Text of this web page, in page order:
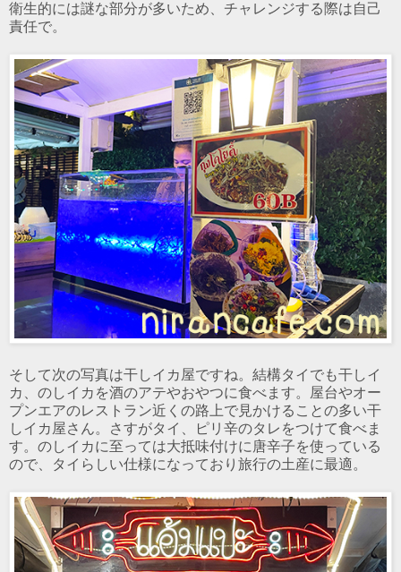
衛生的には謎な部分が多いため、チャレンジする際は自己
責任で。
そして次の写真は干しイカ屋ですね。結構タイでも干しイ
カ、のしイカを酒のアテやおやつに食べます。屋台やオー
プンエアのレストラン近くの路上で見かけることの多い干
しイカ屋さん。さすがタイ、ピリ辛のタレをつけて食べま
す。のしイカに至っては大抵味付けに唐辛子を使っている
ので、タイらしい仕様になっており旅行の土産に最適。